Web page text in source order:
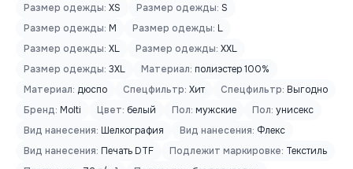
Размер одежды: XS Размер одежды: S
Размер одежды: M Размер одежды: L
Размер одежды: XL Размер одежды: XXL
Размер одежды: 3XL Материал: полиэстер 100%
Материал: дюспо Спецфильтр: Хит Спецфильтр: Выгодно
Бренд: Molti Цвет: белый Пол: мужские Пол: унисекс
Вид нанесения: Шелкография Вид нанесения: Флекс
Вид нанесения: Печать DTF Подлежит маркировке: Текстиль